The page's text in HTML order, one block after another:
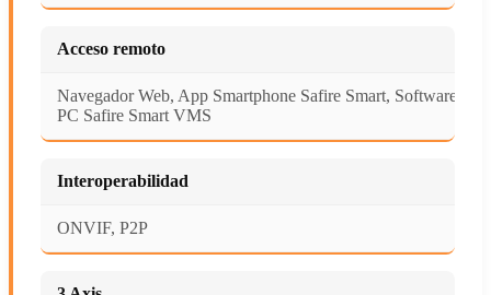
Acceso remoto
Navegador Web, App Smartphone Safire Smart, Software
PC Safire Smart VMS
Interoperabilidad
ONVIF, P2P